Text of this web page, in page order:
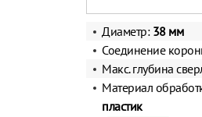
Диаметр: 38 мм
Соединение
Макс. глубина
Материал
пластик